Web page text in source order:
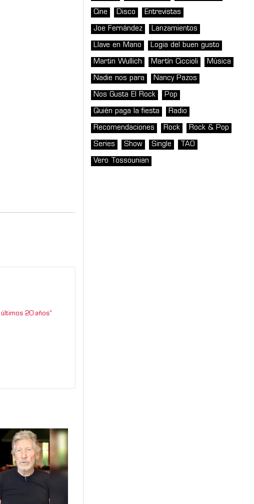
20 años”
Cine Disco Entrevistas
Joe Fernández Lanzamientos
Llave en Mano Logia del buen gusto
Martin Wullich Martín Ciccioli Música
Nadie nos para Nancy Pazos
Nos Gusta El Rock Pop
Quién paga la fiesta Radio
Recomendaciones Rock Rock & Pop
Series Show Single TAO
Vero Tossounian